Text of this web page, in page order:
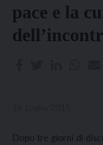
pace e la
Dopo tre giorni di